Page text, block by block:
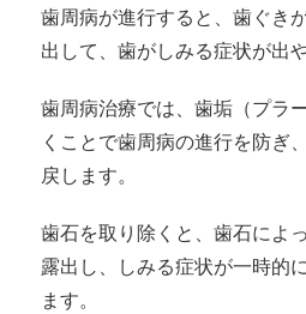
歯周病が進行すると、歯ぐき
出して、歯がしみる症状が出
歯周病治療では、歯垢（プラ
くことで歯周病の進行を防ぎ
戻します。
歯石を取り除くと、歯石によ
露出し、しみる症状が一時的
ます。